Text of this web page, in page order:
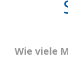
Wie viele